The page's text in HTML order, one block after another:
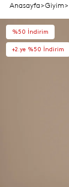
Anasayfa>Giyim>
%50 İndirim
+2.ye %50 İndirim